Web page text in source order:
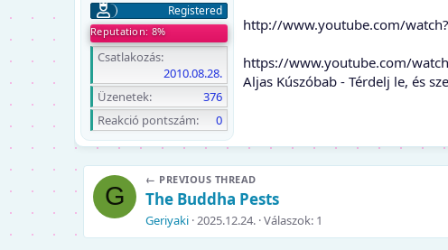
Registered
Reputation: 8%
Csatlakozás
2010.08.28.
Üzenetek
376
Reakció pontszám
0
http://www.youtube.com/
https://www.youtube.com/
Aljas Kúszóbab - Térdelj le, és
G
← PREVIOUS THREAD
The Buddha Pests
Geriyaki 2025.12.24. Válaszok: 1